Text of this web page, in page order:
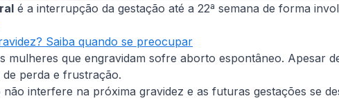
é a interrupção da gestação até a 22ª semana de forma
Saiba quando se preocupar
mulheres que engravidam sofre aborto espontâneo.
perda e frustração.
interfere na próxima gravidez e as futuras gestações se